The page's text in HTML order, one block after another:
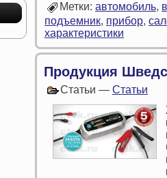
Метки: автомобиль,
подъемник, прибор,
характеристики
Продукция
Статьи — Статьи